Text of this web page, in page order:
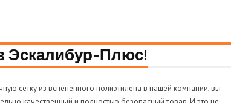
Эскалибур-Плюс!
сетку из вспененного полиэтилена в нашей компании, вы